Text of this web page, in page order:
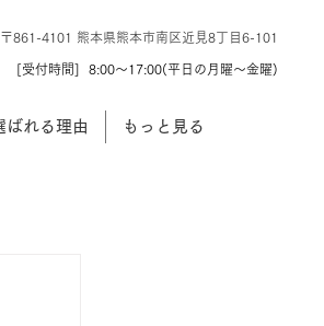
861-4101 熊本県熊本市南区近見8丁目6-101
[受付時間] 8:00～17:00(平日の月曜～金曜)
ばれる理由 もっと見る